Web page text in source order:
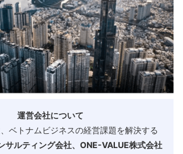
運営会社について
ベトナムビジネスの経営課題を解決する
サルティング会社、ONE-VALUE株式会社